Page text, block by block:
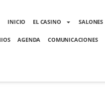
INICIO EL CASINO SALONES
AGENDA COMUNICACIONES